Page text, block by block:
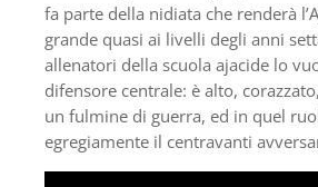
fa parte della nidiata che renderà
grande quasi ai livelli degli anni
allenatori della scuola ajacide lo
difensore centrale: è alto,
un fulmine di guerra, ed in quel
egregiamente il centravanti